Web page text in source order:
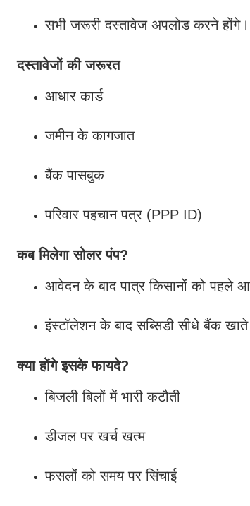
सभी जरूरी दस्तावेज अपलोड करने होंगे।
दस्तावेजों की जरूरत
आधार कार्ड
जमीन के कागजात
बैंक पासबुक
परिवार पहचान पत्र (PPP ID)
कब मिलेगा सोलर पंप?
आवेदन के बाद पात्र किसानों को पहले
इंस्टॉलेशन के बाद सब्सिडी सीधे बैंक
क्या होंगे इसके फायदे?
बिजली बिलों में भारी कटौती
डीजल पर खर्च खत्म
फसलों को समय पर सिंचाई